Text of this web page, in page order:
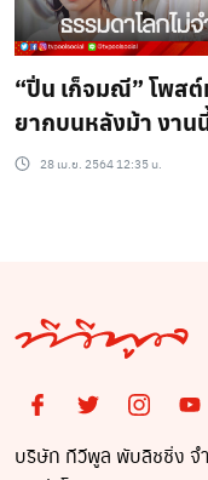
“ปิ่น เก็จมณี” โพส
ยากบนหลังม้า งาน
แฟนๆ แห่คอมเมนต์
28 เม.ย. 2564 12:35 น.
บริษัท ทีวีพูล พับลิชชิ่ง จ